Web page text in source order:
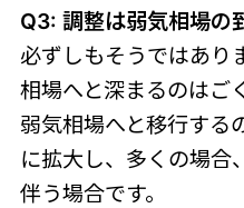
Q3: 調整は弱気相場の
必ずしもそうではあり
相場へと深まるのはご
弱気相場へと移行する
に拡大し、多くの場合
伴う場合です。